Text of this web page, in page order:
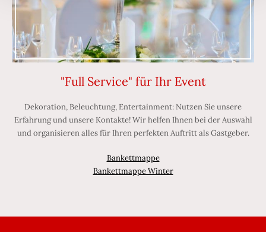
"Full Service" für Ihr Event
Dekoration, Beleuchtung, Entertainment: Nutzen Sie unsere
Erfahrung und unsere Kontakte! Wir helfen Ihnen bei der Auswahl
und organisieren alles für Ihren perfekten Auftritt als Gastgeber.
Bankettmappe
Bankettmappe Winter